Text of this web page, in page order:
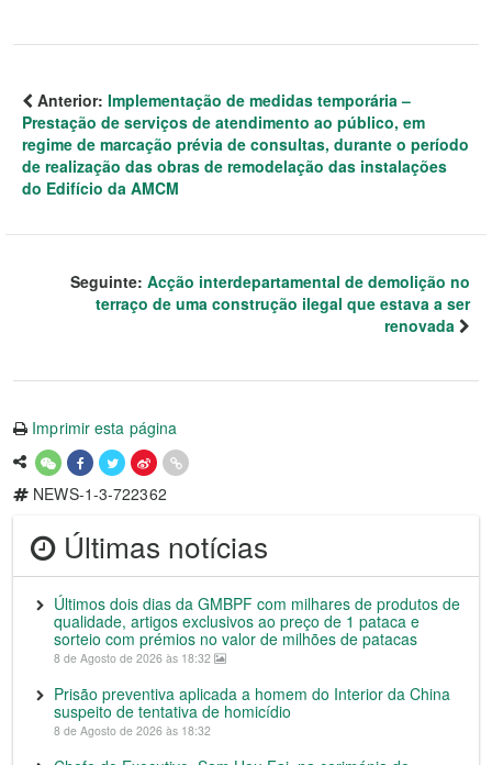
Anterior: Implementação de medidas temporária –
Prestação de serviços de atendimento ao público, em
regime de marcação prévia de consultas, durante o período
de realização das obras de remodelação das instalações
do Edifício da AMCM
Seguinte: Acção interdepartamental de demolição no
terraço de uma construção ilegal que estava a ser
renovada
Imprimir esta página
NEWS-1-3-722362
Últimas notícias
Últimos dois dias da GMBPF com milhares de produtos de
qualidade, artigos exclusivos ao preço de 1 pataca e
sorteio com prémios no valor de milhões de patacas
8 de Agosto de 2026 às 18:32
Prisão preventiva aplicada a homem do Interior da China
suspeito de tentativa de homicídio
8 de Agosto de 2026 às 18:32